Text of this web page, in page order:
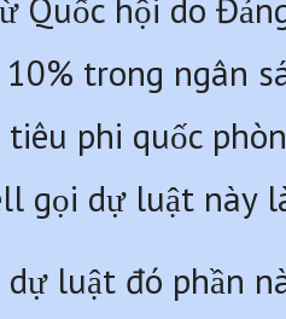
Quốc hội do
trong ngân
phi quốc
gọi dự luật này
luật đó phần